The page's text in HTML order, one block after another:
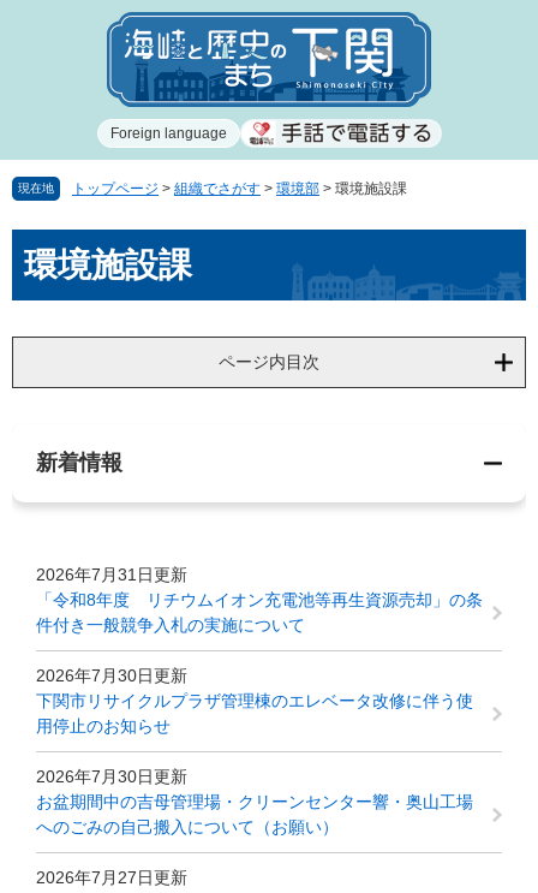
で
ば
Foreign language
現在地 トップページ > 組織でさがす > 環境部 > 環境施設課
文環境施設課
ページ内目次
新着情報
2026年7月31日更新
「令和8年度 リチウムイオン充電池等再生資源売却」の条
件付き一般競争入札の実施について
2026年7月30日更新
下関市リサイクルプラザ管理棟のエレベータ改修に伴う使
用停止のお知らせ
2026年7月30日更新
お盆期間中の吉母管理場・クリーンセンター響・奥山工場
へのごみの自己搬入について（お願い）
2026年7月27日更新